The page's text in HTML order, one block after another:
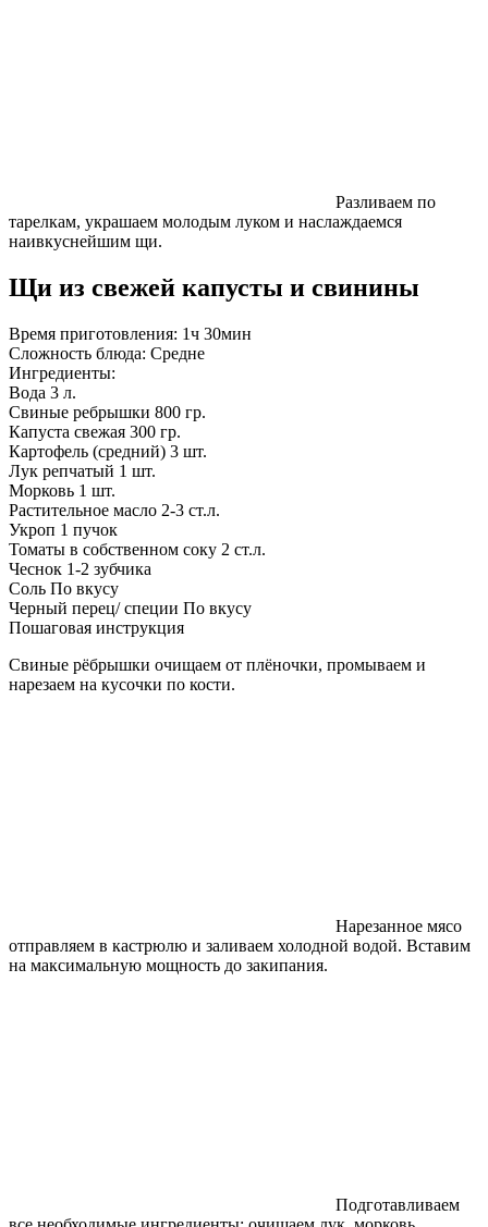
Разливаем по
тарелкам, украшаем молодым луком и наслаждаемся
наивкуснейшим щи.
Щи из свежей капусты и свинины
Время приготовления: 1ч 30мин
Сложность блюда: Средне
Ингредиенты:
Вода 3 л.
Свиные ребрышки 800 гр.
Капуста свежая 300 гр.
Картофель (средний) 3 шт.
Лук репчатый 1 шт.
Морковь 1 шт.
Растительное масло 2-3 ст.л.
Укроп 1 пучок
Томаты в собственном соку 2 ст.л.
Чеснок 1-2 зубчика
Соль По вкусу
Черный перец/ специи По вкусу
Пошаговая инструкция
Свиные рёбрышки очищаем от плёночки, промываем и
нарезаем на кусочки по кости.
Нарезанное мясо
отправляем в кастрюлю и заливаем холодной водой. Вставим
на максимальную мощность до закипания.
Подготавливаем